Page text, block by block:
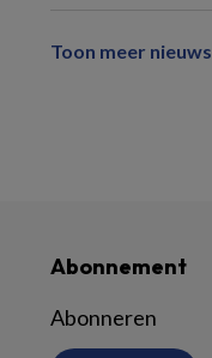
Toon meer nieuws
Abonnement
Abonneren